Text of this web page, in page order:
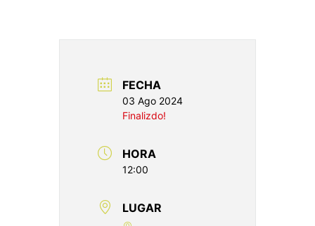
FECHA
03 Ago 2024
Finalizdo!
HORA
12:00
LUGAR